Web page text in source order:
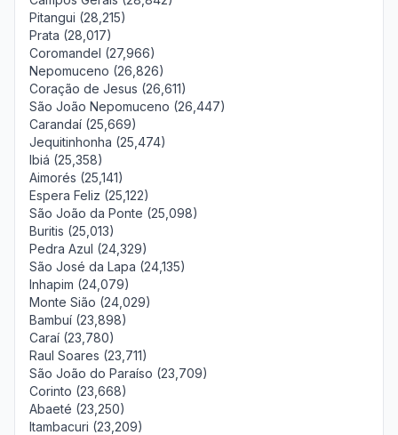
Pitangui (28,215)
Prata (28,017)
Coromandel (27,966)
Nepomuceno (26,826)
Coração de Jesus (26,611)
São João Nepomuceno (26,447)
Carandaí (25,669)
Jequitinhonha (25,474)
Ibiá (25,358)
Aimorés (25,141)
Espera Feliz (25,122)
São João da Ponte (25,098)
Buritis (25,013)
Pedra Azul (24,329)
São José da Lapa (24,135)
Inhapim (24,079)
Monte Sião (24,029)
Bambuí (23,898)
Caraí (23,780)
Raul Soares (23,711)
São João do Paraíso (23,709)
Corinto (23,668)
Abaeté (23,250)
Itambacuri (23,209)